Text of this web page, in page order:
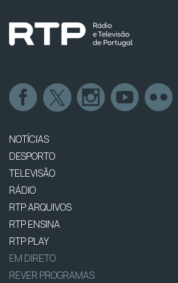
NOTÍCIAS
DESPORTO
TELEVISÃO
RÁDIO
RTP ARQUIVOS
RTP ENSINA
RTP PLAY
EM DIRETO
REVER PROGRAMAS